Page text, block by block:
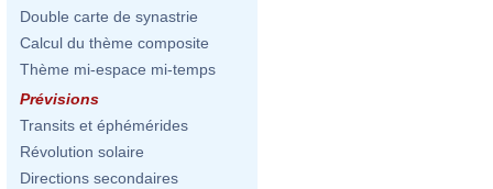
Double carte de synastrie
Calcul du thème composite
Thème mi-espace mi-temps
Prévisions
Transits et éphémérides
Révolution solaire
Directions secondaires